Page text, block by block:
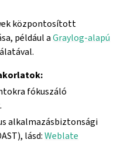
központosított
például aGraylog-alapú
fókuszáló
alkalmazásbiztonsági
lásd:Weblate